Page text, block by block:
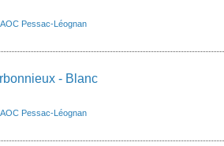
AOC Pessac-Léognan
- Blanc
AOC Pessac-Léognan